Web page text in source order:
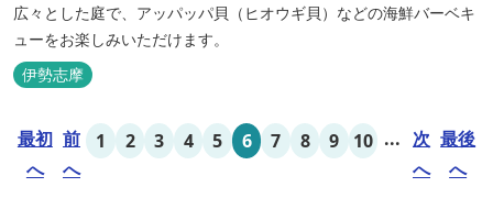
広々とした庭で、アッパッパ貝（ヒオウギ貝）などの海鮮バーベキ
ューをお楽しみいただけます。
伊勢志摩
最初
へ
前
へ
1 2 3 4 5 6 7 8 9 10 ... 次
へ
最後
へ